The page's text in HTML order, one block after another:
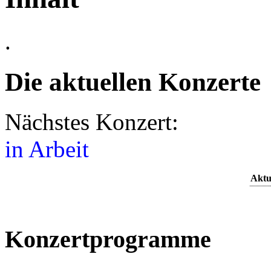
.
Die aktuellen Konzerte
Nächstes Konzert:
in Arbeit
Konzertprogramme